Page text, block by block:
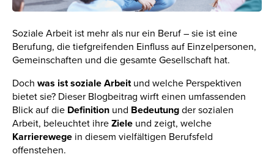
Soziale Arbeit ist mehr als nur ein Beruf – sie ist eine
Berufung, die tiefgreifenden Einfluss auf Einzelpersonen,
Gemeinschaften und die gesamte Gesellschaft hat.
Doch was ist soziale Arbeit und welche Perspektiven
bietet sie? Dieser Blogbeitrag wirft einen umfassenden
Blick auf die Definition und Bedeutung der sozialen
Arbeit, beleuchtet ihre Ziele und zeigt, welche
Karrierewege in diesem vielfältigen Berufsfeld
offenstehen.